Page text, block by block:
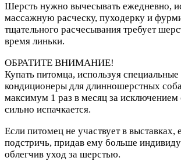
Шерсть нужно вычесывать ежедневно,
массажную расческу, пуходерку и
тщательного расчесывания требует
время линьки.
ОБРАТИТЕ ВНИМАНИЕ!
Купать питомца, используя
кондиционеры для длинношерстных
максимум 1 раз в месяц за исключением
сильно испачкается.
Если питомец не участвует в выставках,
подстричь, придав ему больше
облегчив уход за шерстью.